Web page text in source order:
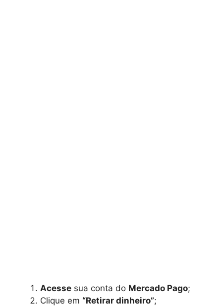
Acesse sua conta do Mercado Pago;
Clique em “Retirar dinheiro”;